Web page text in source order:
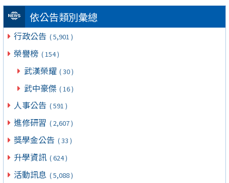
依公告類別彙總
行政公告 ( 5,901 )
榮譽榜 ( 154 )
武漢榮耀 ( 30 )
武中豪傑 ( 16 )
人事公告 ( 591 )
進修研習 ( 2,607 )
獎學金公告 ( 33 )
升學資訊 ( 624 )
活動訊息 ( 5,088 )